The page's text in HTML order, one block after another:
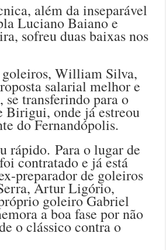
além da inseparável
Luciano Baiano e
sofreu duas baixas nos
William Silva,
salarial melhor e
se transferindo para o
Birigui, onde já estreou
do Fernandópolis.
rápido. Para o lugar de
contratado e já está
preparador de goleiros
Artur Ligório,
goleiro Gabriel
a boa fase por não
o clássico contra o